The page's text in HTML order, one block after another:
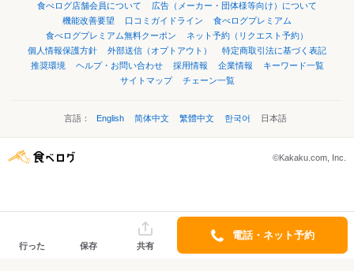
食べログ店舗会員について
広告（メーカー・団体様等向け）について
機能改善要望
口コミガイドライン
食べログプレミアム
食べログプレミアム無料クーポン
ネット予約（リクエスト予約）
個人情報保護方針
外部送信（オプトアウト）
特定商取引法に基づく表記
推奨環境
ヘルプ・お問い合わせ 採用情報 企業情報
キーワード一覧
サイトマップ
チェーン一覧
言語： English 简体中文 繁體中文 한국어 日本語
©Kakaku.com, Inc.
行った 保存 共有
電話・ネット予約